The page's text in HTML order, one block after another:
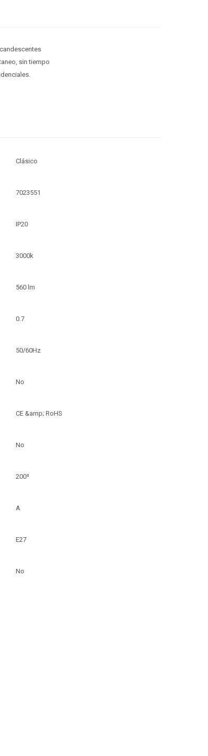
sin tiempo
Clásico
7023551
IP20
3000k
560 lm
0.7
50/60Hz
No
CE &amp; RoHS
No
200º
A
E27
No